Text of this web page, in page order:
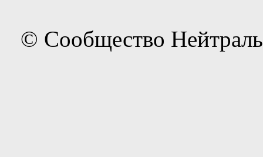
© Сообщество